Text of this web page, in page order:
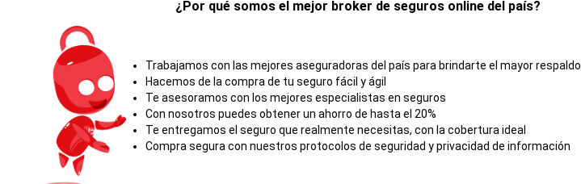
¿Por qué somos el mejor broker de seguros online del país?
Trabajamos con las mejores aseguradoras del país para brindarte el mayor respaldo
Hacemos de la compra de tu seguro fácil y ágil
Te asesoramos con los mejores especialistas en seguros
Con nosotros puedes obtener un ahorro de hasta el 20%
Te entregamos el seguro que realmente necesitas, con la cobertura ideal
Compra segura con nuestros protocolos de seguridad y privacidad de información